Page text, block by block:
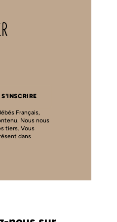
S'INSCRIRE
Français,
Nous nous
tiers. Vous
dans